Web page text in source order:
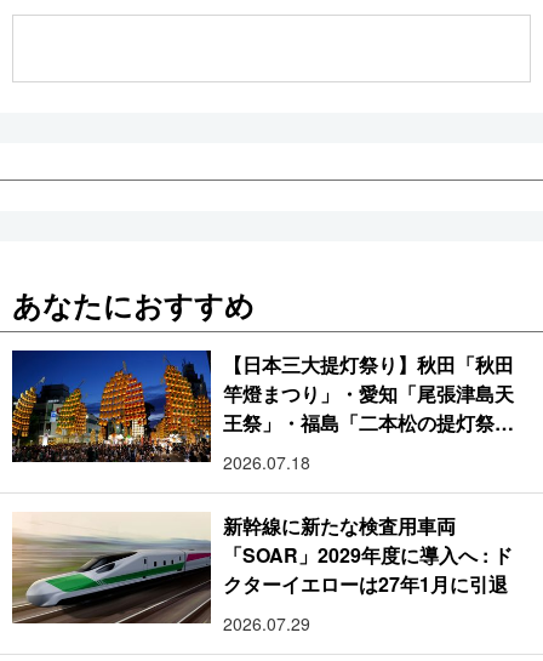
あなたにおすすめ
【日本三大提灯祭り】秋田「秋田
竿燈まつり」・愛知「尾張津島天
王祭」・福島「二本松の提灯祭
り」:おびただしい灯火が夜空を照
2026.07.18
新幹線に新たな検査用車両
「SOAR」2029年度に導入へ : ド
クターイエローは27年1月に引退
2026.07.29